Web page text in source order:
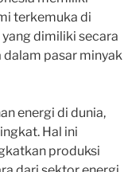
terkemuka di
dimiliki secara
pasar minyak
energi di dunia,
Hal ini
produksi